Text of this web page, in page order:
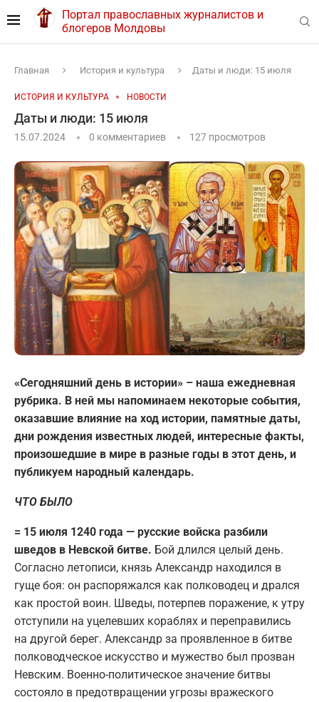
Портал православных журналистов и
блогеров Молдовы
Главная История и культура Даты и люди: 15 июля
ИСТОРИЯ И КУЛЬТУРА НОВОСТИ
Даты и люди: 15 июля
15.07.2024 0 комментариев 127 просмотров
«Сегодняшний день в истории» – наша ежедневная
рубрика. В ней мы напоминаем некоторые события,
оказавшие влияние на ход истории, памятные даты,
дни рождения известных людей, интересные факты,
произошедшие в мире в разные годы в этот день, и
публикуем народный календарь.
ЧТО БЫЛО
= 15 июля 1240 года — русские войска разбили
шведов в Невской битве. Бой длился целый день.
Согласно летописи, князь Александр находился в
гуще боя: он распоряжался как полководец и дрался
как простой воин. Шведы, потерпев поражение, к утру
отступили на уцелевших кораблях и переправились
на другой берег. Александр за проявленное в битве
полководческое искусство и мужество был прозван
Невским. Военно-политическое значение битвы
состояло в предотвращении угрозы вражеского